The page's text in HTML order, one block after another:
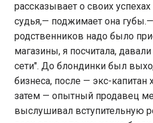
рассказывает о своих
судья,— поджимает она
родственников надо было
магазины, я посчитала,
сети". До блондинки был
бизнеса, после — экс-капитан
затем — опытный продавец
выслушивал вступительную